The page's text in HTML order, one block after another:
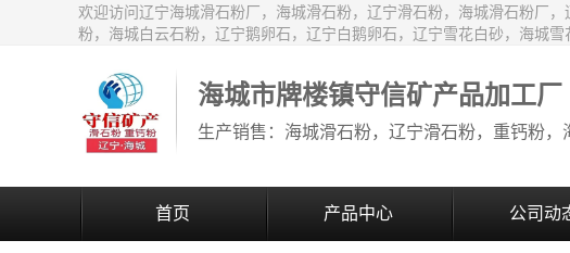
欢迎访问辽宁海城滑石粉厂，海城滑石粉，辽宁滑石粉，海城滑石粉厂
粉，海城白云石粉，辽宁鹅卵石，辽宁白鹅卵石，辽宁雪花白砂，海城
海城市牌楼镇守信矿产品加工厂
首页 产品中心 公司动